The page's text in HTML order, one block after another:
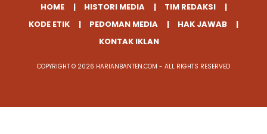
HOME HISTORI MEDIA
TIM REDAKSI
KODE ETIK
PEDOMAN MEDIA
HAK JAWAB
KONTAK IKLAN
COPYRIGHT © 2026 HARIANBANTEN.COM - ALL RIGHTS RESERVED